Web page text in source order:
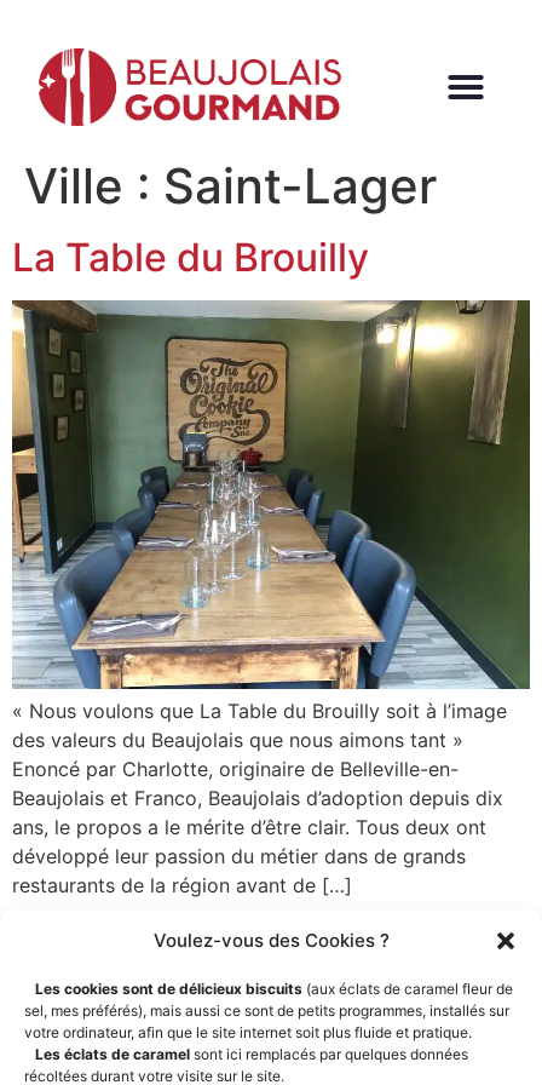
Voulez-vous des Cookies ?
Les cookies sont de délicieux biscuits (aux éclats de caramel fleur de
sel, mes préférés), mais aussi ce sont de petits programmes, installés sur
votre ordinateur, afin que le site internet soit plus fluide et pratique.
Les éclats de caramel sont ici remplacés par quelques données
récoltées durant votre visite sur le site.
Ville : Saint-Lager
La Table du Brouilly
« Nous voulons que La Table du Brouilly soit à l’image
des valeurs du Beaujolais que nous aimons tant »
Enoncé par Charlotte, originaire de Belleville-en-
Beaujolais et Franco, Beaujolais d’adoption depuis dix
ans, le propos a le mérite d’être clair. Tous deux ont
développé leur passion du métier dans de grands
restaurants de la région avant de […]